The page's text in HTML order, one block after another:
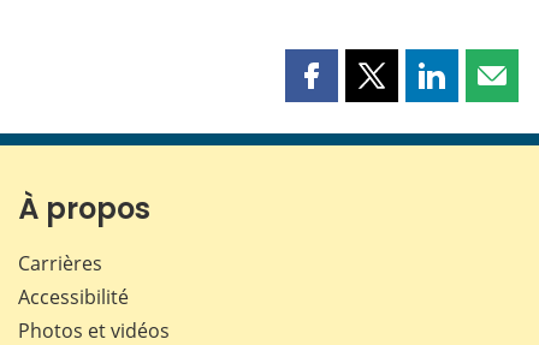
Partager
page
Partager
page
Partager
page page
À propos
Carrières
Accessibilité
Photos et vidéos